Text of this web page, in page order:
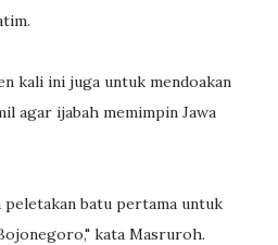
kali ini juga untuk mendoakan
agar ijabah memimpin Jawa
peletakan batu pertama untuk
kata Masruroh.